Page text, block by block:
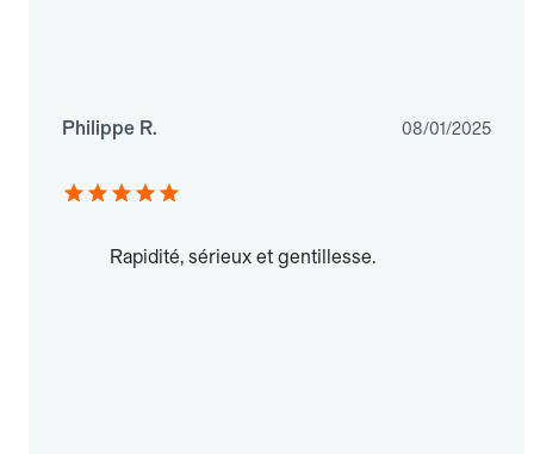
Philippe R. 08/01/2025
Rapidité, sérieux et gentillesse.